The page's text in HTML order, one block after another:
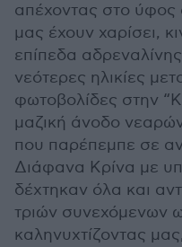
απέχοντας στο ύφος
μας έχουν χαρίσει,
επίπεδα
νεότερες ηλικίες
φωτοβολίδες στην
μαζική άνοδο
που παρέπεμπε σε
Διάφανα Κρίνα με
δέχτηκαν όλα και
τριών συνεχόμενων
καληνυχτίζοντας